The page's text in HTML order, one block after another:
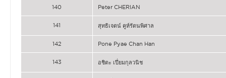
140 Peter CHERIAN
141 สุทธิเจตน์ คูห์รัตนพิศาล
142 Pone Pyae Chan Han
143 อชิตะ เปี่ยมกุลวนิช